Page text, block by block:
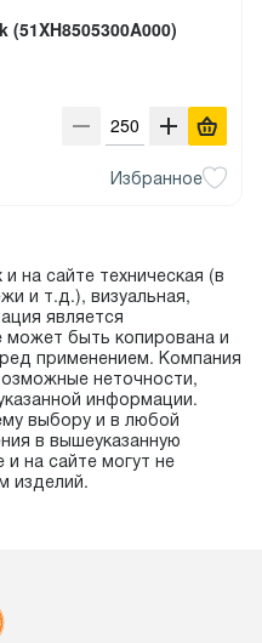
Избранное
на сайте техническая (в
и т.д.), визуальная,
является
может быть копирована и
применением. Компания
неточности,
информации.
выбору и в любой
в вышеуказанную
на сайте могут не
изделий.